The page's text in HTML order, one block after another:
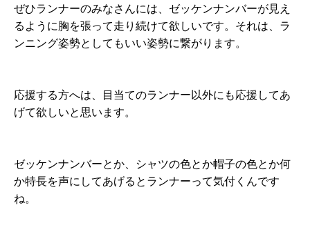
ぜひランナーのみなさんには、ゼッケンナンバーが見え
るように胸を張って走り続けて欲しいです。それは、ラ
ンニング姿勢としてもいい姿勢に繋がります。
応援する方へは、目当てのランナー以外にも応援してあ
げて欲しいと思います。
ゼッケンナンバーとか、シャツの色とか帽子の色とか何
か特長を声にしてあげるとランナーって気付くんです
ね。